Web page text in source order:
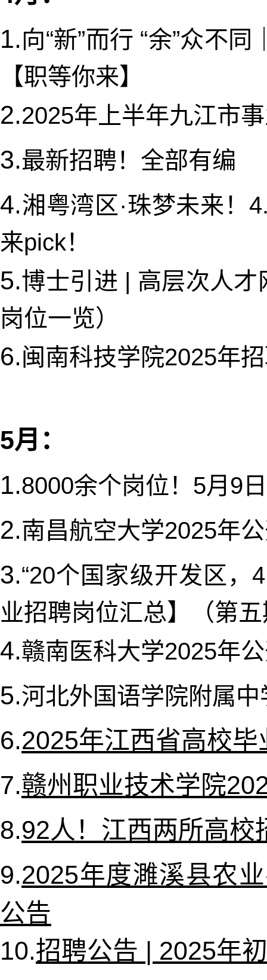
1.向“新”而行 “余”众不
【职等你来】
2.2025年上半年九江市
3.最新招聘！全部有编
4.湘粤湾区·珠梦未来！
来pick！
5.博士引进 | 高层次人
岗位一览）
6.闽南科技学院2025年
5月：
1.8000余个岗位！5月9
2.南昌航空大学2025年
3.“20个国家级开发区，
业招聘岗位汇总】（第
4.赣南医科大学2025年
5.河北外国语学院附属
6.2025年江西省高校毕
7.赣州职业技术学院
8.92人！江西两所高校
9.2025年度濉溪县农
公告
10.招聘公告 | 2025年